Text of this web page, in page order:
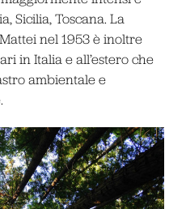
Sicilia, Toscana. La
nel 1953 è inoltre
in Italia e all’estero che
ambientale e